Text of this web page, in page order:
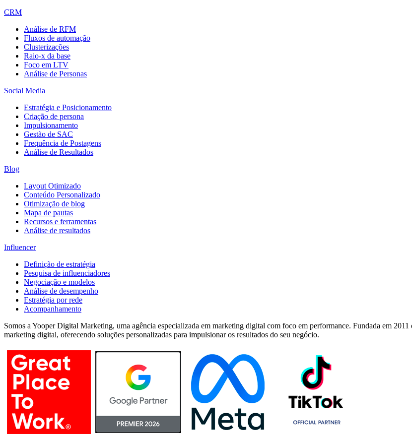
CRM
Análise de RFM
Fluxos de automação
Clusterizações
Raio-x da base
Foco em LTV
Análise de Personas
Social Media
Estratégia e Posicionamento
Criação de persona
Impulsionamento
Gestão de SAC
Frequência de Postagens
Análise de Resultados
Blog
Layout Otimizado
Conteúdo Personalizado
Otimização de blog
Mapa de pautas
Recursos e ferramentas
Análise de resultados
Influencer
Definição de estratégia
Pesquisa de influenciadores
Negociação e modelos
Análise de desempenho
Estratégia por rede
Acompanhamento
Somos a Yooper Digital Marketing, uma agência especializada em marketing digital com foco em performance. Fundada em
marketing digital, oferecendo soluções personalizadas para impulsionar os resultados do seu negócio.